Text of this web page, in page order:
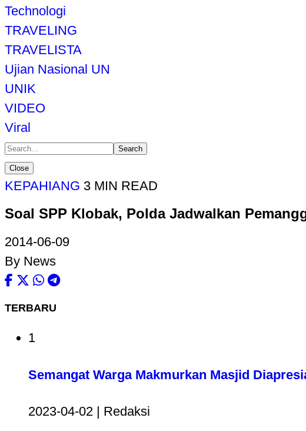
Technologi
TRAVELING
TRAVELISTA
Ujian Nasional UN
UNIK
VIDEO
Viral
Search
Close
KEPAHIANG 3 MIN READ
Soal SPP Klobak, Polda Jadwalkan
2014-06-09
By News
TERBARU
1
Semangat Warga Makmurkan Masjid
2023-04-02 | Redaksi